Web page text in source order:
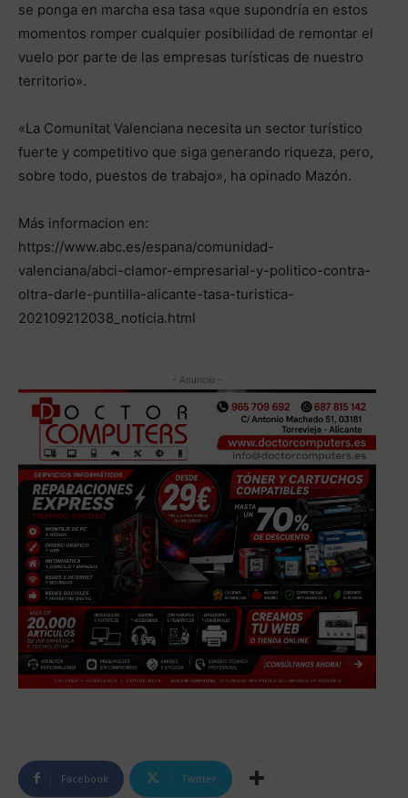
se ponga en marcha esa tasa «que supondría en estos
momentos romper cualquier posibilidad de remontar el
vuelo por parte de las empresas turísticas de nuestro
territorio».
«La Comunitat Valenciana necesita un sector turístico
fuerte y competitivo que siga generando riqueza, pero,
sobre todo, puestos de trabajo», ha opinado Mazón.
Más informacion en:
https://www.abc.es/espana/comunidad-
valenciana/abci-clamor-empresarial-y-politico-contra-
oltra-darle-puntilla-alicante-tasa-turistica-
202109212038_noticia.html
- Anuncio -
Facebook Twitter